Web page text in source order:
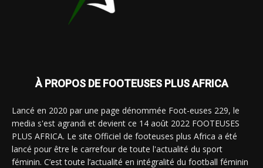
À PROPOS DE FOOTEUSES PLUS AFRICA
Lancé en 2020 par une page dénommée Foot-euses 229, le
media s'est agrandi et devient ce 14 août 2022 FOOTEUSES
PLUS AFRICA. Le site Officiel de footeuses plus Africa a été
lancé pour être le carrefour de toute l'actualité du sport
féminin. C’est toute l’actualité en intégralité du football féminin